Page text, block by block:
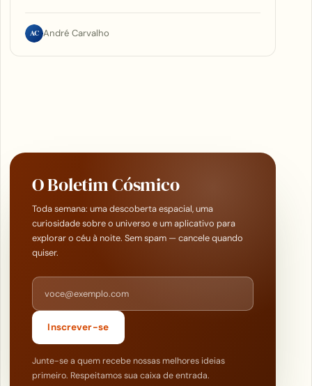
AC André Carvalho
O Boletim Cósmico
Toda semana: uma descoberta espacial, uma
curiosidade sobre o universo e um aplicativo para
explorar o céu à noite. Sem spam — cancele quando
quiser.
Endereço de e-mail
Inscrever-se
Junte-se a quem recebe nossas melhores ideias
primeiro. Respeitamos sua caixa de entrada.